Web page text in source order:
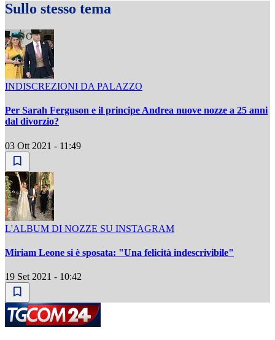
Sullo stesso tema
INDISCREZIONI DA PALAZZO
Per Sarah Ferguson e il principe Andrea nuove nozze a 25 anni
dal divorzio?
03 Ott 2021 - 11:49
L'ALBUM DI NOZZE SU INSTAGRAM
Miriam Leone si è sposata: "Una felicità indescrivibile"
19 Set 2021 - 10:42